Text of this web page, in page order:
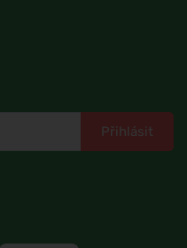
Přihlásit